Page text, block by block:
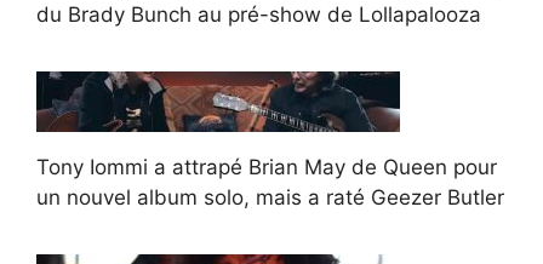
du Brady Bunch au pré-show de Lollapalooza
Tony Iommi a attrapé Brian May de Queen pour
un nouvel album solo, mais a raté Geezer Butler